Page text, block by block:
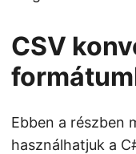
CSV
Ebben a részben
használhatjuk a